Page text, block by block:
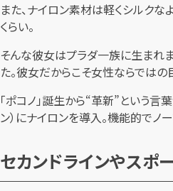
また、ナイロン素材は軽くシルク
くらい。
そんな彼女はプラダ一族に生まれ
た。彼女だからこそ女性ならでは
「ポコノ」誕生から“革新”という言
ン）にナイロンを導入。機能的でノ
セカンドラインやスポ